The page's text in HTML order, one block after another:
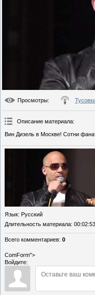
Просмотры:
Описание материала:
Вин Дизель в Москве! Сотни
Язык: Русский
Длительность материала: 00:02:53
Всего комментариев: 0
ComForm">
Войдите: